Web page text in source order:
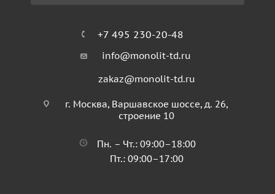
+7 495 230-20-48
info@monolit-td.ru
zakaz@monolit-td.ru
г. Москва, Варшавское шоссе, д. 26,
строение 10
Пн. – Чт.: 09:00–18:00
Пт.: 09:00–17:00